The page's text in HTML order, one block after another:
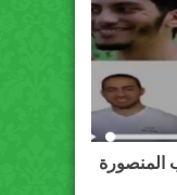
المنصورة